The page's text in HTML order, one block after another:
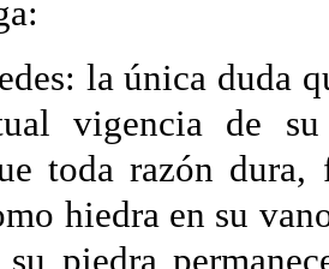
la única duda
vigencia de su
toda razón
hiedra en su
piedra